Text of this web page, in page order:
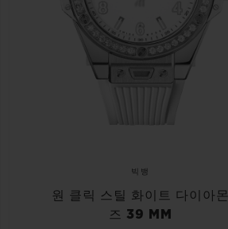
빅뱅
원 클릭 스틸 화이트 다이아몬
즈 39 MM